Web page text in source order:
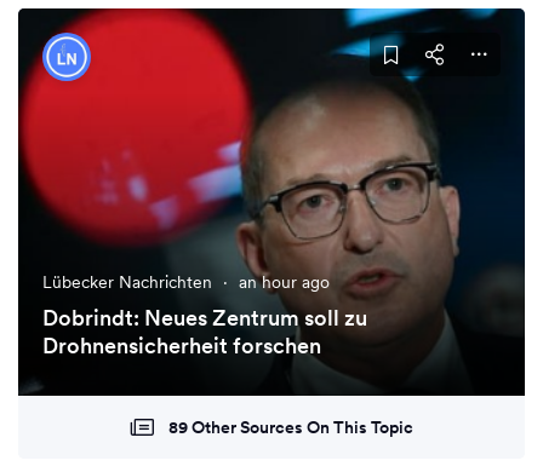
Lübecker Nachrichten · an hour ago
Dobrindt: Neues Zentrum soll zu
Drohnensicherheit forschen
89 Other Sources On This Topic